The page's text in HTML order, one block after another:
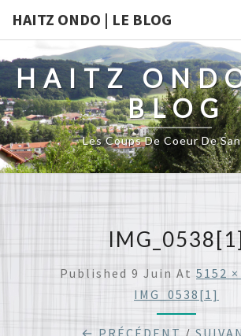
HAITZ ONDO | LE BLOG
HAITZ
BLOG
Les Coups De Coeur De
Published 9 Juin At 5152
IMG_0538[1]
← PRÉCÉDENT /